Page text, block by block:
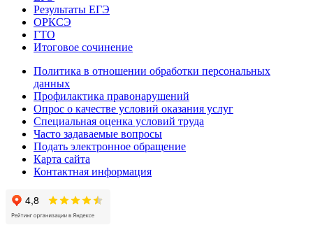
Результаты ЕГЭ
ОРКСЭ
ГТО
Итоговое сочинение
Политика в отношении обработки персональных
данных
Профилактика правонарушений
Опрос о качестве условий оказания услуг
Специальная оценка условий труда
Часто задаваемые вопросы
Подать электронное обращение
Карта сайта
Контактная информация